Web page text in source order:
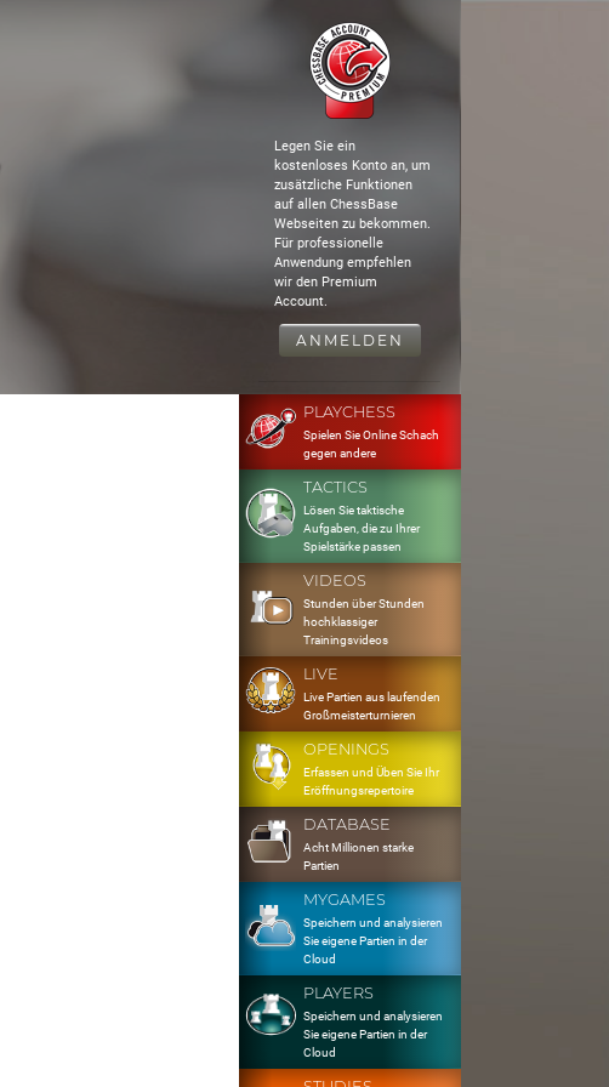
Legen Sie ein
kostenloses Konto an, um
zusätzliche Funktionen
auf allen ChessBase
Webseiten zu bekommen.
Für professionelle
Anwendung empfehlen
wir den Premium
Account.
ANMELDEN
PLAYCHESS
Spielen Sie Online Schach
gegen andere
TACTICS
Lösen Sie taktische
Aufgaben, die zu Ihrer
Spielstärke passen
VIDEOS
Stunden über Stunden
hochklassiger
Trainingsvideos
LIVE
Live Partien aus laufenden
Großmeisterturnieren
OPENINGS
Erfassen und Üben Sie Ihr
Eröffnungsrepertoire
DATABASE
Acht Millionen starke
Partien
MYGAMES
Speichern und analysieren
Sie eigene Partien in der
Cloud
PLAYERS
Speichern und analysieren
Sie eigene Partien in der
Cloud